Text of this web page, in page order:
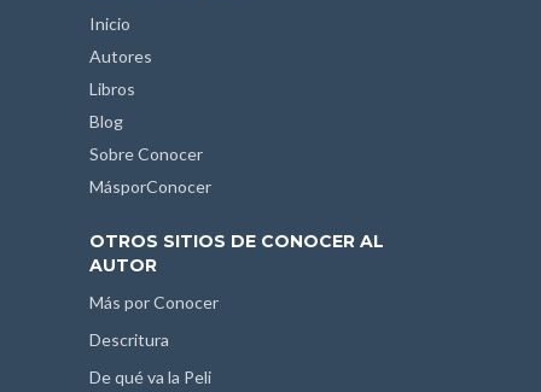
Inicio
Autores
Libros
Blog
Sobre Conocer
MásporConocer
OTROS SITIOS DE CONOCER AL
AUTOR
Más por Conocer
Descritura
De qué va la Peli